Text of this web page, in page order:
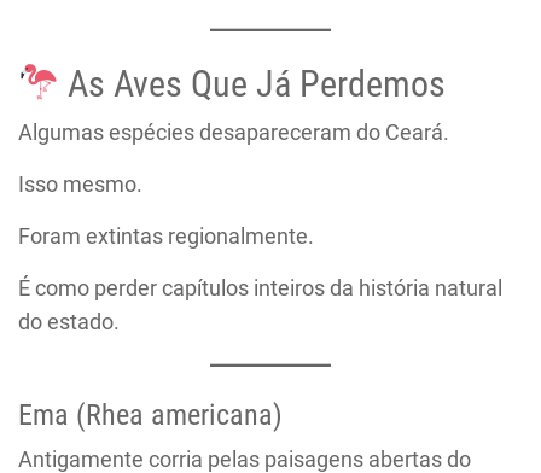
As Aves Que Já Perdemos
Algumas espécies desapareceram do Ceará.
Isso mesmo.
Foram extintas regionalmente.
É como perder capítulos inteiros da história natural
do estado.
Ema (Rhea americana)
Antigamente corria pelas paisagens abertas do